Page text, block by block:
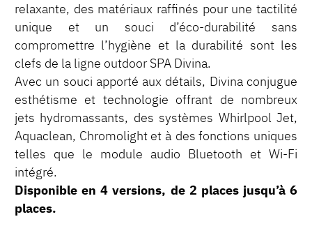
relaxante, des matériaux raffinés pour une tactilité
unique et un souci d’éco-durabilité sans
compromettre l’hygiène et la durabilité sont les
clefs de la ligne outdoor SPA Divina.
Avec un souci apporté aux détails, Divina conjugue
esthétisme et technologie offrant de nombreux
jets hydromassants, des systèmes Whirlpool Jet,
Aquaclean, Chromolight et à des fonctions uniques
telles que le module audio Bluetooth et Wi-Fi
intégré.
Disponible en 4 versions, de 2 places jusqu’à 6
places.